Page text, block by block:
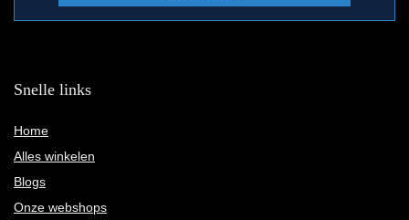
Snelle links
Home
Alles winkelen
Blogs
Onze webshops